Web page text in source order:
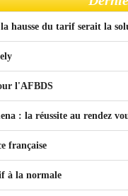
la hausse du tarif serait la
l'AFBDS
: la réussite au rendez
française
à la normale